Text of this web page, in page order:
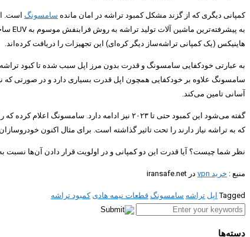
کمپانی دیگری که از گزند مشکل کمبود تراشه در امان مانده سامسونگ
هاینیکس (یک کمپانی تراشه‌ساز دیگر کره‌ای) این تجهیزات را دریافت کرده‌اند.
به عبارتی خودکفایی سامسونگ و قدرت بدون مرز اپل سبب شده تا کبود تراشه
سامسونگ علاوه بر خودکفایی همچون اپل قدرت بسیاری دارد و در صورتی که
آسانی تامین می‌کند.
که به تراشه نیاز دارند را تحت تاثیر گذاشته است. برای مثال اکنون
نظر شما چیست؟ آیا قدرت این دو کمپانی و در اولویت قرار دادن آن‌ها نسبت به
منبع : خرید vpn در iransafe.net
Tagged اپل تراشه سامسونگ قطعات نیمه هادی کمبود تراشه
دسته‌ها